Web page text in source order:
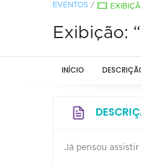
EVENTOS /
Exibição:
INÍCIO
Já pensou assistir